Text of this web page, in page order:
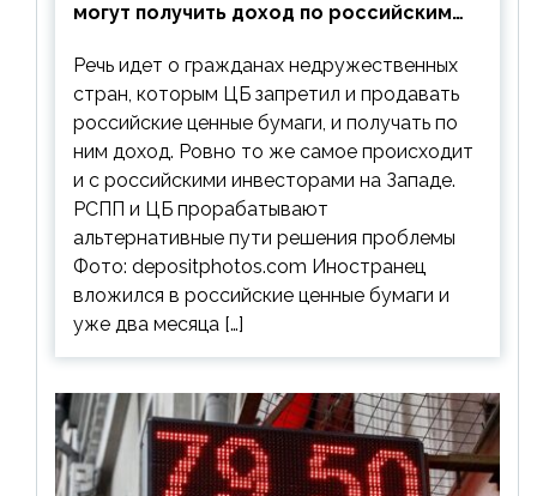
могут получить доход по российским
Речь идет о гражданах недружественных
стран, которым ЦБ запретил и продавать
российские ценные бумаги, и получать по
ним доход. Ровно то же самое происходит
и с российскими инвесторами на Западе.
РСПП и ЦБ прорабатывают
альтернативные пути решения проблемы
Фото: depositphotos.com Иностранец
вложился в российские ценные бумаги и
уже два месяца […]